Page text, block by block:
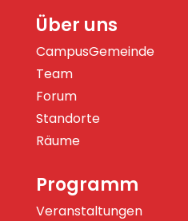
Über uns
CampusGemeinde
Team
Forum
Standorte
Räume
Programm
Veranstaltungen